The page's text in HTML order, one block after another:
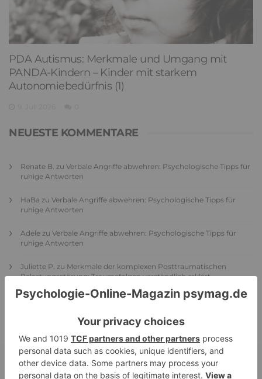
PDA Autismus: Merkmale und Umgang mit
PANDA-Kindern – Kinder mit starkem
Autonomiebedürfnis (1)
NEUESTE KOMMENTARE
Renate B. zu Verbale Angriffe abwehren: Psychologische Tipps für
ruhige Antworten
HaBa zu Verbale Angriffe abwehren: Psychologische Tipps für
ruhige Antworten
Adele zu Verbale Angriffe abwehren: Psychologische Tipps für
ruhige Antworten
Juliette P. zu Merkmale der komplexen Posttraumatischen
Belastungsstörung: Traumafolgen verständlich erklärt
AnsgarzuElternteil narzisstisch: So sieht dein heutiges Leben